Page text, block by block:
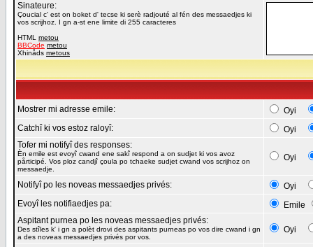
Sinateure:
Çoucial c' est on boket d' tecse ki serè radjouté al fén des messaedjes ki
vos scrijhoz. I gn a-st ene limite di 255 caracteres
HTML metou
BBCode metou
Xhinåds metous
Mostrer mi adresse emile:
Oyi
Catchî ki vos estoz raloyî:
Oyi
Tofer mi notifyî des responses:
Èn emile est evoyî cwand ene sakî respond a on sudjet ki vos avoz
pårticipé. Vos ploz candjî çoula po tchaeke sudjet cwand vos scrijhoz on
messaedje.
Oyi
Notifyî po les noveas messaedjes privés:
Oyi
Evoyî les notifiaedjes pa:
Emile
Aspitant purnea po les noveas messaedjes privés:
Des stîles k' i gn a polèt drovi des aspitants purneas po vos dire cwand i gn
a des noveas messaedjes privés por vos.
Oyi